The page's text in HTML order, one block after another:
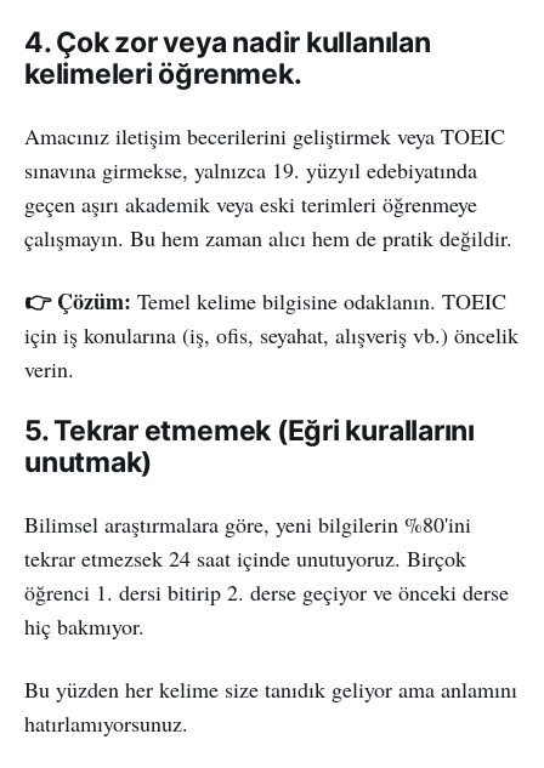
4. Çok zor veya nadir kullanılan
kelimeleri öğrenmek.
Amacınız iletişim becerilerini geliştirmek veya TOEIC
sınavına girmekse, yalnızca 19. yüzyıl edebiyatında
geçen aşırı akademik veya eski terimleri öğrenmeye
çalışmayın. Bu hem zaman alıcı hem de pratik değildir.
👉 Çözüm: Temel kelime bilgisine odaklanın. TOEIC
için iş konularına (iş, ofis, seyahat, alışveriş vb.) öncelik
verin.
5. Tekrar etmemek (Eğri kurallarını
unutmak)
Bilimsel araştırmalara göre, yeni bilgilerin %80'ini
tekrar etmezsek 24 saat içinde unutuyoruz. Birçok
öğrenci 1. dersi bitirip 2. derse geçiyor ve önceki derse
hiç bakmıyor.
Bu yüzden her kelime size tanıdık geliyor ama anlamını
hatırlamıyorsunuz.